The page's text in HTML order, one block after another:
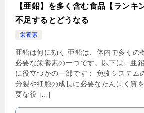
【亜鉛】を多く含む食品【ランキ
不足するとどうなる
栄養素
亜鉛は何に効く 亜鉛は、体内で多くの
必要な栄養素の一つです。以下は、亜
に役立つかの一部です： 免疫システム
分裂や細胞の成長に必要なたんぱく質
要な役 […]